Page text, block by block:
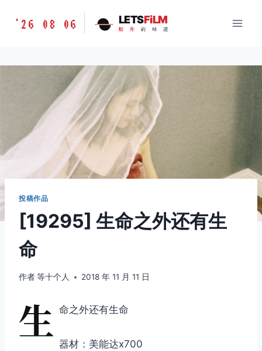
胶
味
LETSFILM
'26 08 06 LETSFiLM
胶 片 的 味 道
投稿作品
[19295] 生命之外还有生
命
作者等十个人 2018 年 11 月 11 日
生 命之外还有生命
器材：美能达x700